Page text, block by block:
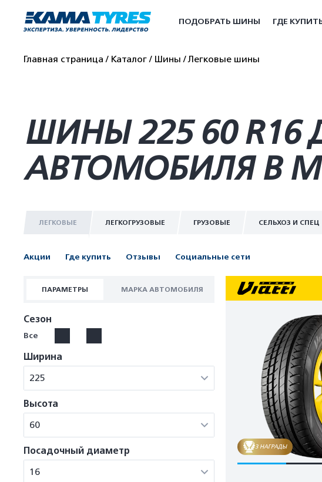
ПОДОБРАТЬ ШИНЫ ГДЕ
Главная страница Каталог Шины Легковые шины
ШИНЫ 225 60 R16
АВТОМОБИЛЯ В
ЛЕГКОВЫЕ ЛЕГКОГРУЗОВЫЕ ГРУЗОВЫЕ СЕЛЬХОЗ И СПЕЦ
Акции Где купить Отзывы Социальные сети
ПАРАМЕТРЫ МАРКА АВТОМОБИЛЯ
Сезон
Все
Ширина
225
Высота
60
Посадочный диаметр
16
3 НАГРАДЫ